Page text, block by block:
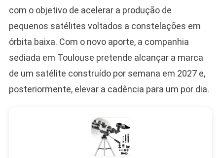
com o objetivo de acelerar a produção de
pequenos satélites voltados a constelações em
órbita baixa. Com o novo aporte, a companhia
sediada em Toulouse pretende alcançar a marca
de um satélite construído por semana em 2027 e,
posteriormente, elevar a cadência para um por dia.